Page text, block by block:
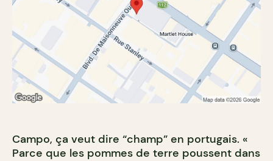
Campo, ça veut dire “champ” en portugais. «
Parce que les pommes de terre poussent dans